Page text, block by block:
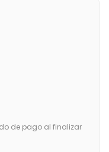
de pago al finalizar